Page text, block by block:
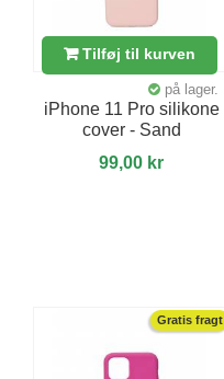
Tilføj til kurven
på lager.
iPhone 11 Pro silikone
cover - Sand
99,00 kr
Gratis fragt